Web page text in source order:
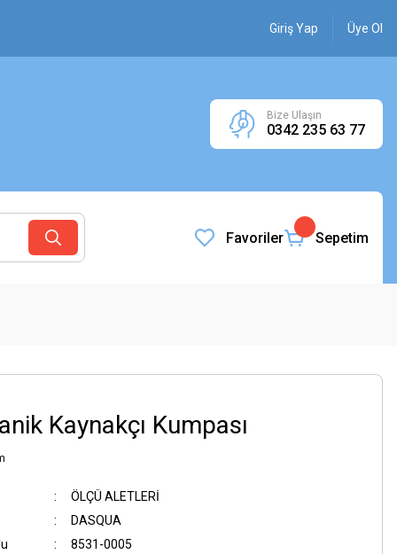
Giriş Yap Üye Ol
Bize Ulaşın
0342 235 63 77
Favoriler Sepetim
Kaynakçı Kumpası
ÖLÇÜ ALETLERİ
DASQUA
8531-0005